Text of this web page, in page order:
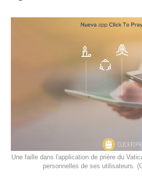
Une faille dans l'application de prière du
personnelles de ses utilisateurs.